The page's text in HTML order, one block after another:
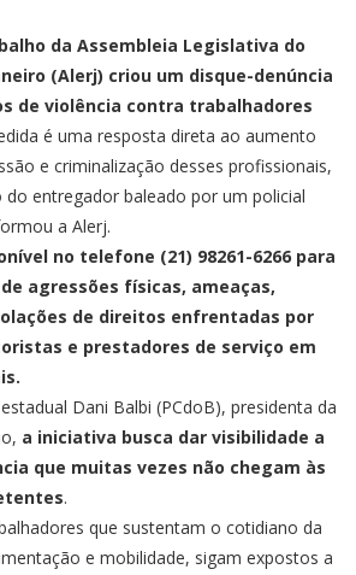
da Assembleia Legislativa do
(Alerj) criou um disque-denúncia
de violência contra trabalhadores
é uma resposta direta ao aumento
e criminalização desses profissionais,
entregador baleado por um policial
a Alerj.
no telefone (21) 98261-6266 para
agressões físicas, ameaças,
de direitos enfrentadas por
e prestadores de serviço em
Dani Balbi (PCdoB), presidenta da
a iniciativa busca dar visibilidade a
que muitas vezes não chegam às
.
que sustentam o cotidiano da
e mobilidade, sigam expostos a